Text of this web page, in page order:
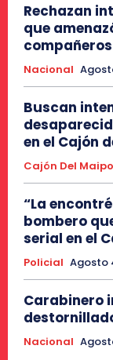
Rechazan
que
Nacional
Buscan
en el Cajón
Cajón Del Maipo
“La
bombero
serial en el
Policial Agosto
Carabinero
Nacional